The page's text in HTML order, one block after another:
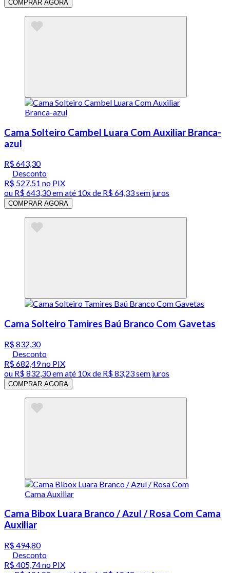
COMPRAR AGORA
Cama Solteiro Cambel Luara Com Auxiliar Branca-
azul
R$ 643,30
Desconto
R$ 527,51 no PIX
ou R$ 643,30em até 10x de R$ 64,33 sem juros
COMPRAR AGORA
Cama Solteiro Tamires Baú Branco Com Gavetas
R$ 832,30
Desconto
R$ 682,49no PIX
ou R$ 832,30em até 10x de R$ 83,23 sem juros
COMPRAR AGORA
Cama Bibox Luara Branco / Azul / Rosa Com Cama
Auxiliar
R$ 494,80
Desconto
R$ 405,74no PIX